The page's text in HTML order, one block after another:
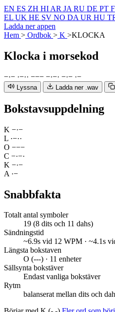
EN ES ZH HI AR JA RU DE PT
EL UK HE SV NO DA UR HU
Ladda ner appen
Hem > Ordbok > K >KLOCKA
Klocka i morsekod
−·− ·−·· −−− −·−· −·− ·−
Lyssna Ladda ner .wav
Bokstavsuppdelning
K −·−
L ·−··
O −−−
C −·−·
K −·−
A ·−
Snabbfakta
Totalt antal symboler
19 (8 dits och 11 dahs)
Sändningstid
~6.9s vid 12 WPM · ~4.1s
Längsta bokstaven
O (---) · 11 enheter
Sällsynta bokstäver
Endast vanliga bokstäver
Rytm
balanserat mellan dits och